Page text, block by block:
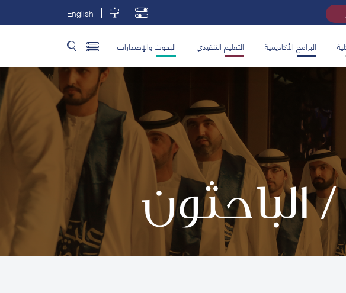
English
البرامج الأكاديمية التعليم التنفيذي البحوث والإصدارات
الباحثون